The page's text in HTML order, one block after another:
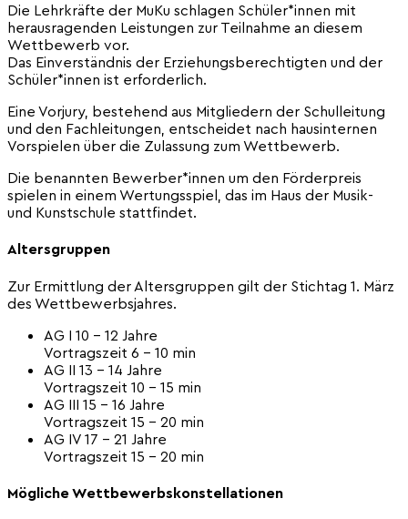
Die Lehrkräfte der MuKu schlagen Schüler*innen mit
herausragenden Leistungen zur Teilnahme an diesem
Wettbewerb vor.
Das Einverständnis der Erziehungsberechtigten und der
Schüler*innen ist erforderlich.
Eine Vorjury, bestehend aus Mitgliedern der Schulleitung
und den Fachleitungen, entscheidet nach hausinternen
Vorspielen über die Zulassung zum Wettbewerb.
Die benannten Bewerber*innen um den Förderpreis
spielen in einem Wertungsspiel, das im Haus der Musik-
und Kunstschule stattfindet.
Altersgruppen
Zur Ermittlung der Altersgruppen gilt der Stichtag 1. März
des Wettbewerbsjahres.
AG I 10 – 12 Jahre
Vortragszeit 6 – 10 min
AG II 13 – 14 Jahre
Vortragszeit 10 – 15 min
AG III 15 – 16 Jahre
Vortragszeit 15 – 20 min
AG IV 17 – 21 Jahre
Vortragszeit 15 – 20 min
Mögliche Wettbewerbskonstellationen